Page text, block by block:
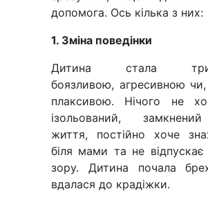
допомога. Ось кілька з них:
1. Зміна поведінки
Дитина стала
боязливою, агресивною чи,
плаксивою. Нічого не
ізольований,
життя, постійно хоче
біля мами та не відпускає
зору. Дитина почала
вдалася до крадіжки.